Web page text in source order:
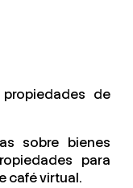
de
sobre bienes
para
café virtual.